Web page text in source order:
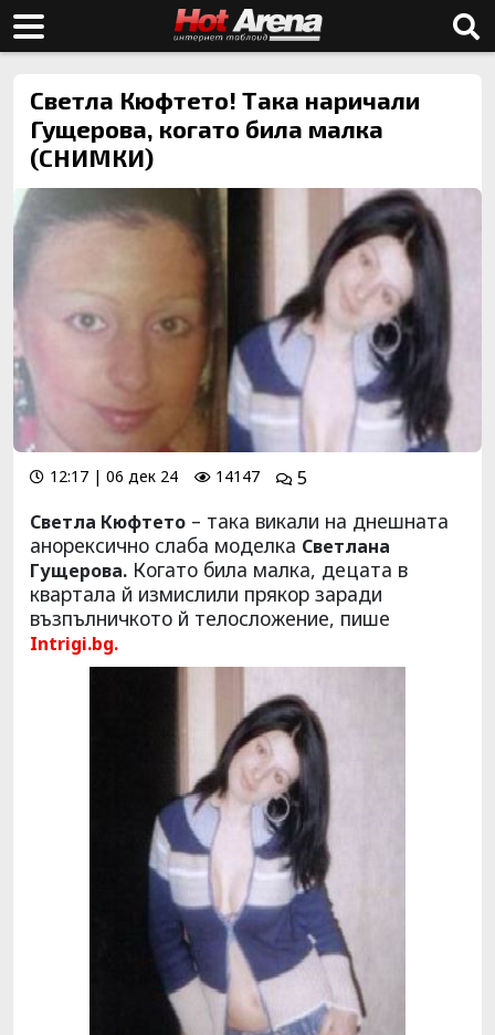
Светла Кюфтето! Така наричали
Гущерова, когато била малка
(СНИМКИ)
12:17 | 06 дек 24 14147
5
Светла Кюфтето – така викали на днешната
анорексично слаба моделка Светлана
Гущерова. Когато била малка, децата в
квартала й измислили прякор заради
възпълничкото й телосложение, пише
Intrigi.bg.